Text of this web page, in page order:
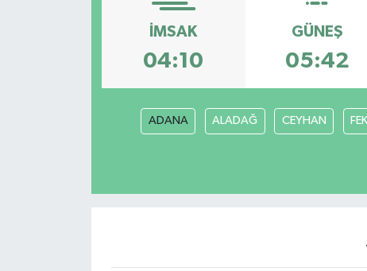
İMSAK
04:10
GÜNEŞ
05:42
ADANA ALADAĞ CEYHAN